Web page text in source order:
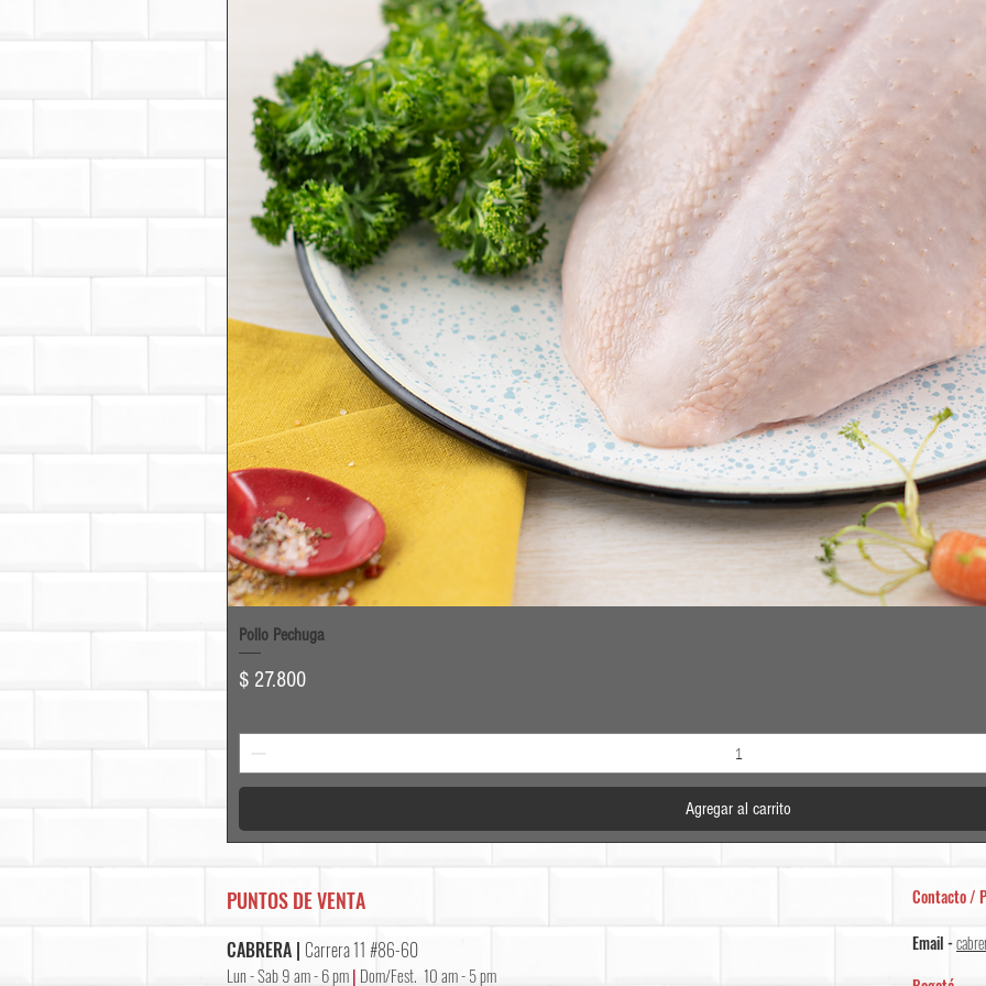
Pollo Pechuga
Precio
$ 27.800
Agregar al carrito
PUNTOS DE VENTA
CABRERA | Carrera 11 #86-60
Lun - Sab 9 am - 6 pm| Dom/Fest. 10 am - 5 pm
Contacto /
Email -